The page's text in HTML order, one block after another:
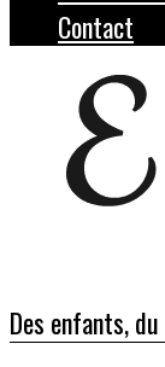
Contact
Des enfants,